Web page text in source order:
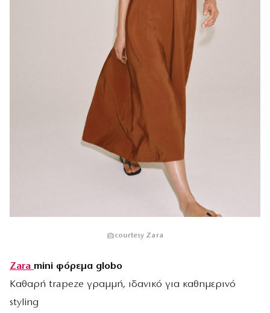
courtesy Zara
Zara mini φόρεμα globo
Καθαρή trapeze γραμμή, ιδανικό για καθημερινό
styling